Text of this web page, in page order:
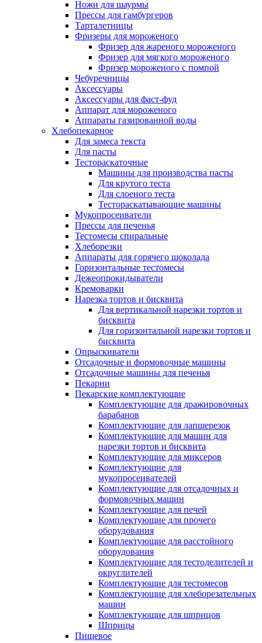
Ножи для шаурмы
Прессы для гамбургеров
Тарталетницы
Фризеры для мороженого
Фризер для жареного мороженого
Фризер для мягкого мороженого
Фризер мороженого с помпой
Чебуречницы
Аксессуары
Аксессуары для фаст-фуд
Аппарат для мороженого
Аппараты газированной воды
Хлебопекарное
Для замеса текста
Для пасты
Тестораскаточные
Машины для производства пасты
Для крутого теста
Для слоеного теста
Тестораскатывающие машины
Мукопросеиватели
Прессы для печенья
Тестомесы спиральные
Хлеборезки
Аппараты для горячего шоколада
Горизонтальные тестомесы
Дежеопрокидыватели
Кремоварки
Нарезка тортов и бисквита
Для вертикальной нарезки тортов и
бисквита
Для горизонтальной нарезки тортов и
бисквита
Опрыскиватели
Отсадочные и формовочные машины
Отсадочные машины для печенья
Пекарни
Пекарские комплектующие
Комплектующие для дражировочных
барабанов
Комплектующие для лапшерезок
Комплектующие для машин для
нарезки тортов и бисквита
Комплектующие для миксеров
Комплектующие для
мукопросеивателей
Комплектующие для отсадочных и
формовочных машин
Комплектующие для печей
Комплектующие для прочего
оборудования
Комплектующие для расстойного
оборудования
Комплектующие для тестоделителей и
округлителей
Комплектующие для тестомесов
Комплектующие для хлеборезательных
машин
Комплектующие для шприцов
Шприцы
Пищевое